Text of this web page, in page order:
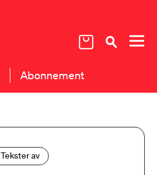
Abonnement
Tekster av